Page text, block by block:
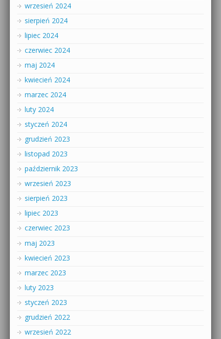
wrzesień 2024
sierpień 2024
lipiec 2024
czerwiec 2024
maj 2024
kwiecień 2024
marzec 2024
luty 2024
styczeń 2024
grudzień 2023
listopad 2023
październik 2023
wrzesień 2023
sierpień 2023
lipiec 2023
czerwiec 2023
maj 2023
kwiecień 2023
marzec 2023
luty 2023
styczeń 2023
grudzień 2022
wrzesień 2022